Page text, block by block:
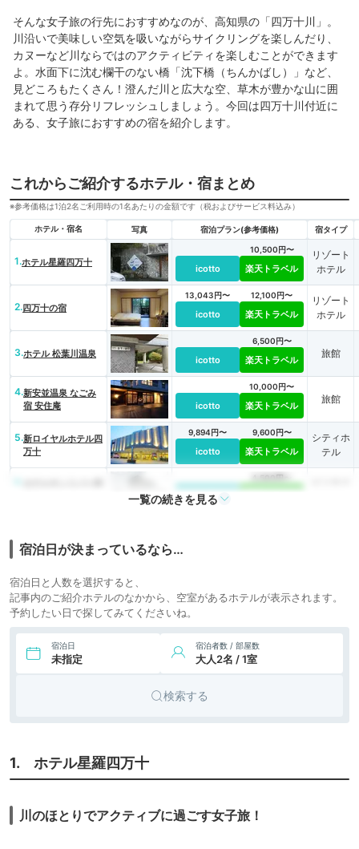
そんな女子旅の行先におすすめなのが、高知県の「四万十川」。
川沿いで美味しい空気を吸いながらサイクリングを楽しんだり、
カヌーなど川ならではのアクティビティを楽しむことができます
よ。水面下に沈む欄干のない橋「沈下橋（ちんかばし）」など、
見どころもたくさん！澄んだ川と広大な空、草木が豊かな山に囲
まれて思う存分リフレッシュしましょう。今回は四万十川付近に
ある、女子旅におすすめの宿を紹介します。
これからご紹介するホテル・宿まとめ
※参考価格は1泊2名ご利用時の1名あたりの金額です（税およびサービス料込み）
ホテル・宿名 写真 宿泊プラン(参考価格) 宿タイプ
1.ホテル星羅四万十
icotto
10,500円〜
楽天トラベル
リゾート
ホテル
2.四万十の宿
13,043円〜
icotto
12,100円〜
楽天トラベル
リゾート
ホテル
3.ホテル 松葉川温泉
icotto
6,500円〜
楽天トラベル
旅館
4.新安並温泉 なごみ
宿 安住庵
icotto
10,000円〜
楽天トラベル
旅館
5.新ロイヤルホテル四
万十
9,894円〜
icotto
9,600円〜
楽天トラベル
シティホ
テル
icotto
4,500円〜
一覧の続きを見る
宿泊日が決まっているなら…
宿泊日と人数を選択すると、
記事内のご紹介ホテルのなかから、空室があるホテルが表示されます。
予約したい日で探してみてくださいね。
宿泊日
未指定
宿泊者数 / 部屋数
大人2名 / 1室
検索する
1. ホテル星羅四万十
川のほとりでアクティブに過ごす女子旅！